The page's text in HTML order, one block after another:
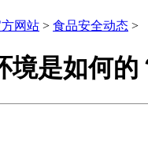
网站 > 食品安全动态 >
境是如何的